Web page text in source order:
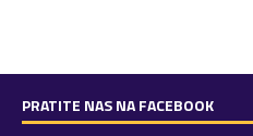
PRATITE NAS NA FACEBOOK